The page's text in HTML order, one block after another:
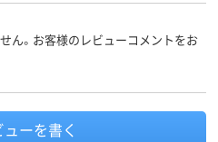
ん。お客様のレビューコメントをお
ューを書く